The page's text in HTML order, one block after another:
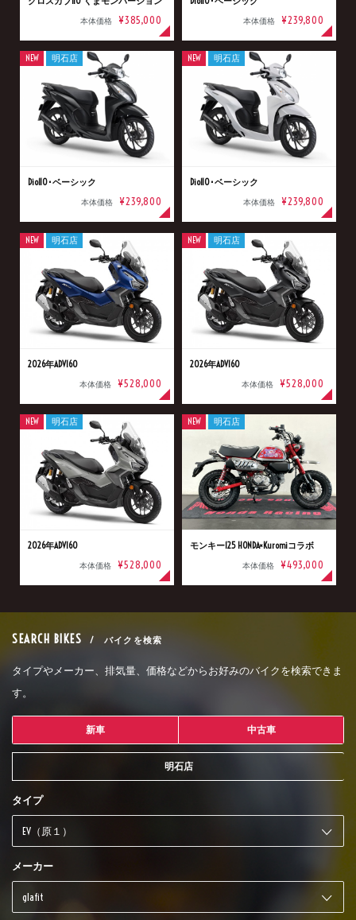
本体価格 ¥385,000 本体価格 ¥239,800
Dio110･ベーシック
本体価格 ¥239,800
NEW 明石店
Dio110･ベーシック
本体価格 ¥239,800
NEW 明石店
2026年ADV160
本体価格 ¥528,000
NEW 明石店
2026年ADV160
本体価格 ¥528,000
NEW 明石店
2026年ADV160
本体価格 ¥528,000
NEW 明石店
モンキー125 HONDA×Kuromiコラボ
本体価格 ¥493,000
NEW 明石店
SEARCH BIKES / バイクを検索
タイプやメーカー、排気量、価格などからお好みのバイクを検索できま
す。
新車 中古車
明石店
タイプ
メーカー